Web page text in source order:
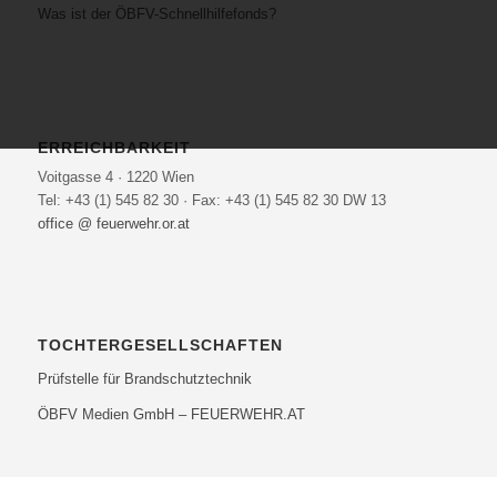
Was ist der ÖBFV-Schnellhilfefonds?
ERREICHBARKEIT
Voitgasse 4 · 1220 Wien
Tel: +43 (1) 545 82 30 · Fax: +43 (1) 545 82 30 DW 13
office @ feuerwehr.or.at
TOCHTERGESELLSCHAFTEN
Prüfstelle für Brandschutztechnik
ÖBFV Medien GmbH – FEUERWEHR.AT